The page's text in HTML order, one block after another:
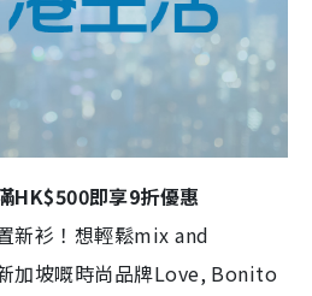
即享9折優惠
新衫！想輕鬆mix and
加坡嘅時尚品牌Love, Bonito